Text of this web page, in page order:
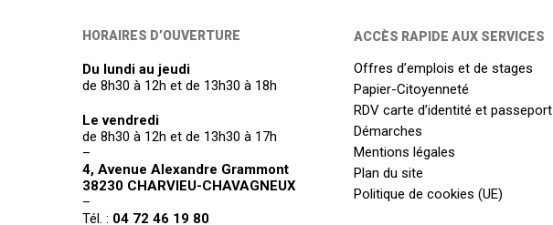
HORAIRES D’OUVERTURE
Du lundi au jeudi
de 8h30 à 12h et de 13h30 à 18h
Le vendredi
de 8h30 à 12h et de 13h30 à 17h
–
4, Avenue Alexandre Grammont
38230 CHARVIEU-CHAVAGNEUX
–
Tél. : 04 72 46 19 80
ACCÈS RAPIDE AUX SERVICES
Offres d’emplois et de stages
Papier-Citoyenneté
RDV carte d’identité et passeport
Démarches
Mentions légales
Plan du site
Politique de cookies (UE)